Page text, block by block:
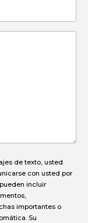
de texto, usted
con usted por
incluir
importantes o
Su